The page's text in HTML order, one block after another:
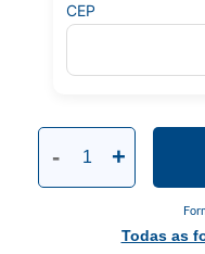
Todas as
- +
CEP